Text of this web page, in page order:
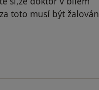
toto musí být žalován